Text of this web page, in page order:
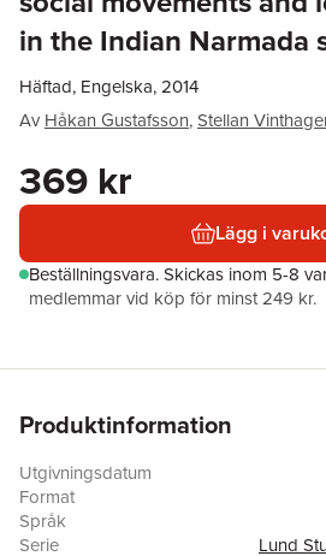
in the Indian Narmada
Häftad, Engelska, 2014
Av Håkan Gustafsson,Stellan
369 kr
Lägg i
Beställningsvara.Skickas inom 5-8
medlemmar vid köp för minst 249 kr.
Produktinformation
Utgivningsdatum
Format
Språk
Serie
Lund